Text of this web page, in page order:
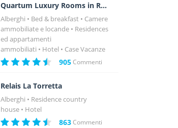
Quartum Luxury Rooms in Rome
Alberghi Bed & breakfast
Camere
ammobiliate e locande
Residences
ed appartamenti
ammobiliati
Hotel Case Vacanze
905Commenti
Relais La Torretta
Alberghi
Residence country
house
Hotel
863Commenti